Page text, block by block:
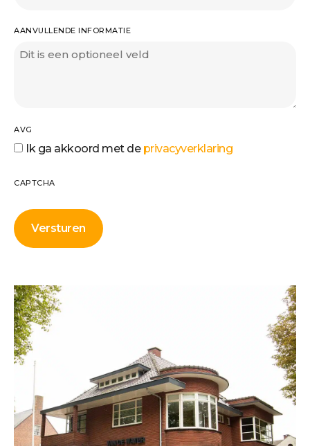
AANVULLENDE INFORMATIE
AVG
Ik ga akkoord met de privacyverklaring
CAPTCHA